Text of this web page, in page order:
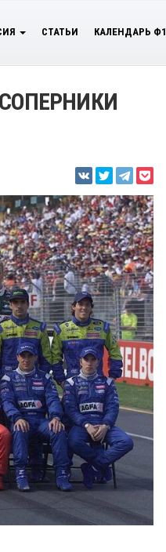
СТАТЬИ КАЛЕНДАРЬ Ф1